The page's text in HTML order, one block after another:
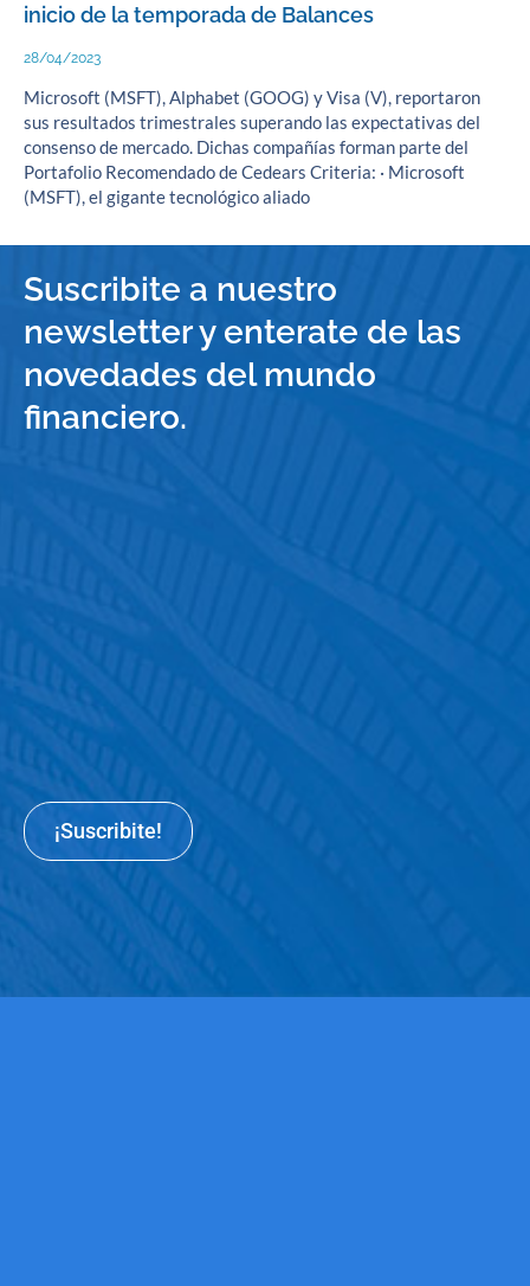
inicio de la temporada de Balances
28/04/2023
Microsoft (MSFT), Alphabet (GOOG) y Visa (V), reportaron
sus resultados trimestrales superando las expectativas del
consenso de mercado. Dichas compañías forman parte del
Portafolio Recomendado de Cedears Criteria: · Microsoft
(MSFT), el gigante tecnológico aliado
Suscribite a nuestro
newsletter y enterate de las
novedades del mundo
financiero.
¡Suscribite!